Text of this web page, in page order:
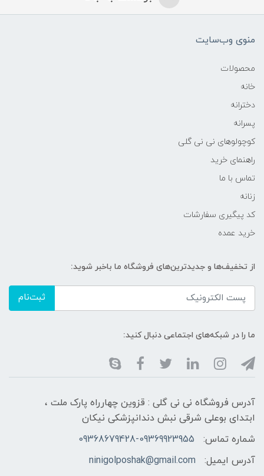
منوی وب‌سایت
محصولات
خانه
دخترانه
پسرانه
کوچولوهای نی نی گلی
راهنمای خرید
تماس با ما
زنانه
کد پیگیری سفارشات
خرید عمده
از تخفیف‌ها و جدیدترین‌های فروشگاه ما باخبر شوید:
ثبت‌نام
ما را در شبکه‌های اجتماعی دنبال کنید:
آدرس فروشگاه نی نی گلی : قزوین چهارراه پارک ملت ،
ابتدای بوعلی شرقی نبش دندانپزشکی نیکان
شماره تماس:
09368679428-09369923955
آدرس ایمیل:
ninigolposhak@gmail.com